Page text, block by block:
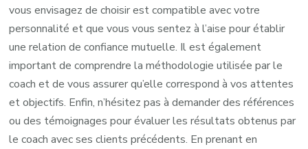
vous envisagez de choisir est compatible avec votre
personnalité et que vous vous sentez à l’aise pour établir
une relation de confiance mutuelle. Il est également
important de comprendre la méthodologie utilisée par le
coach et de vous assurer qu’elle correspond à vos attentes
et objectifs. Enfin, n’hésitez pas à demander des références
ou des témoignages pour évaluer les résultats obtenus par
le coach avec ses clients précédents. En prenant en